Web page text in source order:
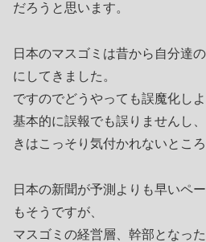
だろうと思います。
日本のマスゴミは昔から自分達
にしてきました。
ですのでどうやっても誤魔化し
基本的に誤報でも誤りませんし
きはこっそり気付かれないとこ
日本の新聞が予測よりも早いペ
もそうですが、
マスゴミの経営層、幹部となっ